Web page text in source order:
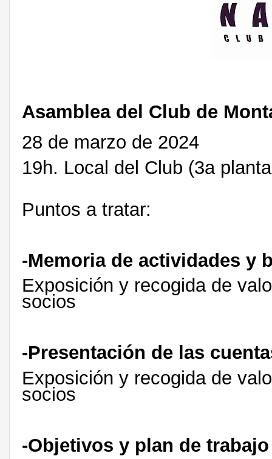
Asamblea del Club de
28 de marzo de 2024
19h. Local del Club (3a
Puntos a tratar:
-Memoria de actividades y
Exposición y recogida de
socios
-Presentación de las
Exposición y recogida de
socios
-Objetivos y plan de